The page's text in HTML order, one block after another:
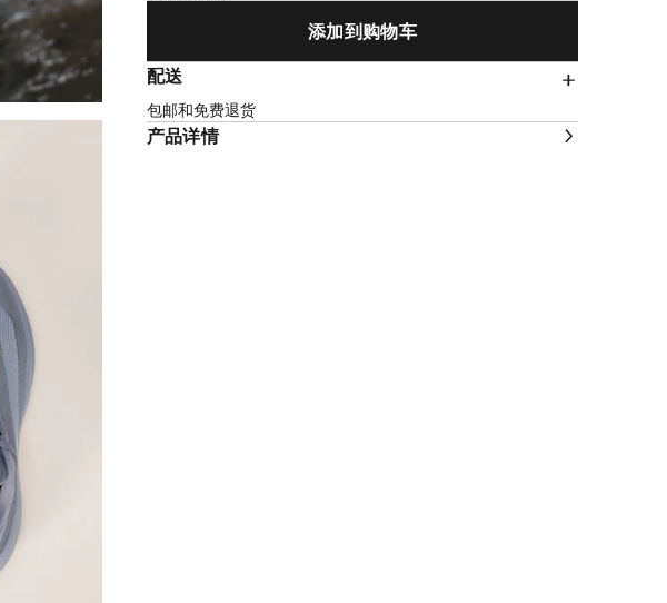
添加到购物车
配送
包邮和免费退货
产品详情